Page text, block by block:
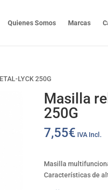
Quienes Somos Marcas
LYCK 250G
Masilla
250G
7,55€ IVA Incl.
Masilla
Características de